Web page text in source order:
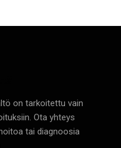
on tarkoitettu vain
Ota yhteys
tai diagnoosia